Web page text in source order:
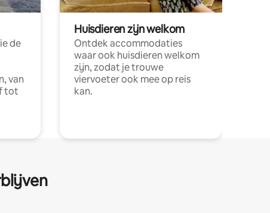
de
van
tot
Huisdieren zijn welkom
Ontdek accommodaties
waar ook huisdieren welkom
zijn, zodat je trouwe
viervoeter ook mee op reis
kan.